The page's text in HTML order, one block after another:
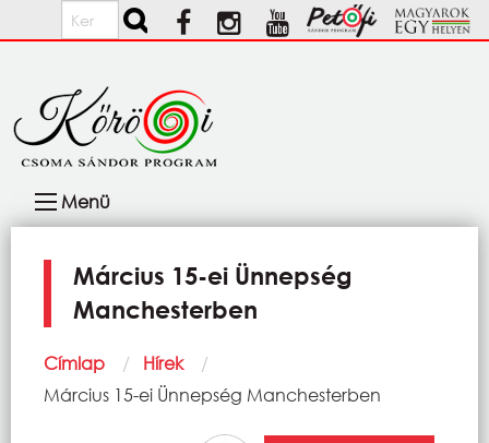
Ugrás a tartalomra
Keresés
navigáció
Menü
Március 15-ei Ünnepség
Manchesterben
Morzsa
Címlap
Hírek
Current:
Március 15-ei Ünnepség Manchesterben